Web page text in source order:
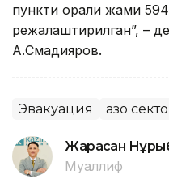
пункти орқали жами
режалаштирилган”, –
А.Смадияров.
Эвакуация Ғазо
Жарасқан
Муаллиф